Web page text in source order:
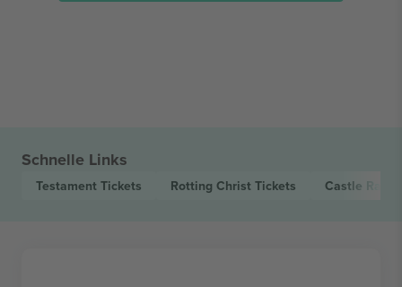
Schnelle Links
Testament Tickets Rotting Christ Tickets Castle Rat